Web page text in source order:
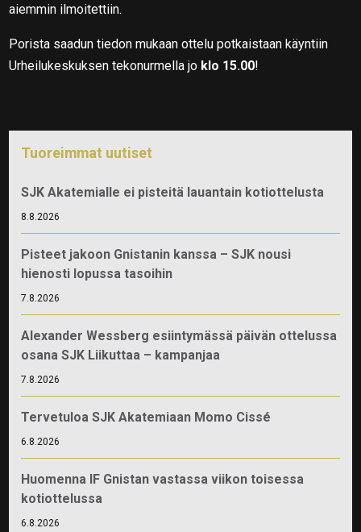
aiemmin ilmoitettiin.
Porista saadun tiedon mukaan ottelu potkaistaan käyntiin
Urheilukeskuksen tekonurmella jo klo 15.00!
Tuoreimmat uutiset
SJK Akatemialle ei pisteitä lauantain kotiottelusta
8.8.2026
Pisteet jakoon Gnistanin kanssa – SJK nousi
hienosti lopussa tasoihin
7.8.2026
Alexander Wessberg esiintymässä päivän ottelussa
osana SJK Liikuttaa – kampanjaa
7.8.2026
Tervetuloa SJK Akatemiaan Momo Cissé
6.8.2026
Huomenna IF Gnistan vastassa viikon toisessa
kotiottelussa
6.8.2026